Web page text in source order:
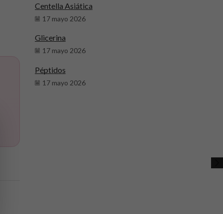
Centella Asiática
17 mayo 2026
Glicerina
17 mayo 2026
Péptidos
17 mayo 2026